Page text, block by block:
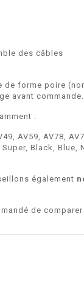
des câbles
forme poire
avant commande.
:
AV59, AV78,
Black, Blue,
également
de